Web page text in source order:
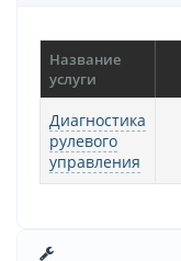
Название
услуги
Диагностика
рулевого
управления